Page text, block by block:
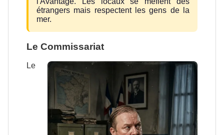
étrangers mais respectent les gens de la
mer.
Le Commissariat
Le